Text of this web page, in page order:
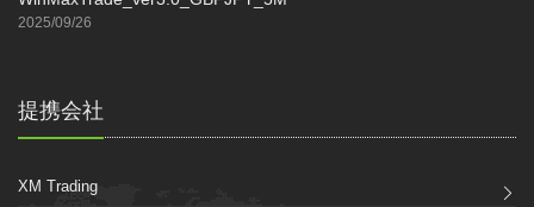
2025/09/26
提携会社
XM Trading